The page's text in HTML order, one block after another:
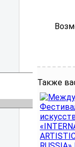
Также